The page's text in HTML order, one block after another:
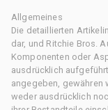
Allgemeines
Die detaillierten
dar, und Ritchie Bros.
Komponenten oder
ausdrücklich
angegeben, gewähren
weder ausdrücklich